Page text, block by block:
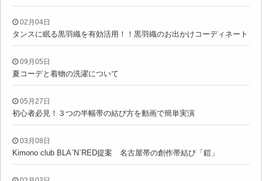
02月04日
タンスに眠る黒羽織を有効活用！！黒羽織のお出かけコーディネート
09月05日
夏コーデと着物の洗濯について
05月27日
初心者必見！３つの半幅帯の結び方を動画で簡単実演
03月08日
Kimono club BLA`N`RED提案 名古屋帯の創作帯結び「鎧」